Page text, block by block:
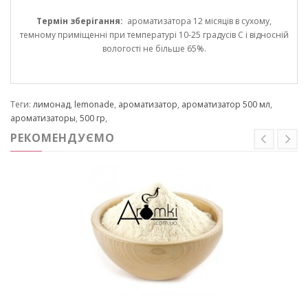
Термін зберігання: ароматизатора 12 місяців в сухому,
темному приміщенні при температурі 10-25 градусів С і відносній
вологості не більше 65%.
Теги: лимонад, lemonade, ароматизатор, ароматизатор 500 мл,
ароматизаторы, 500 гр,
РЕКОМЕНДУЄМО